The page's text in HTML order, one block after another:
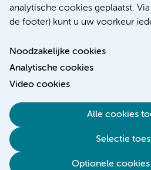
analytische cookies geplaatst.
de footer) kunt u uw voorkeur
Noodzakelijke cookies
Analytische cookies
Video cookies
Alle cookies
Selectie
Optionele
Verwijzen & diagnostiek
Toegankelijkheidsverklaring
Cookieverklaring